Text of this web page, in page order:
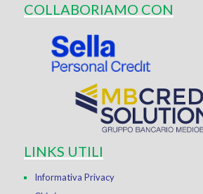
COLLABORIAMO CON
LINKS UTILI
Informativa Privacy